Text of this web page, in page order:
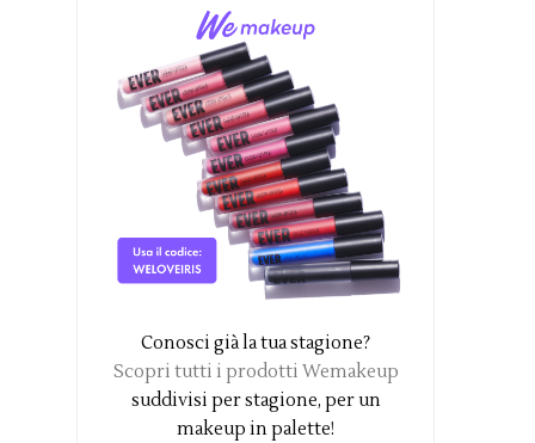
Conosci già la tua stagione?
Scopri tutti i prodotti Wemakeup
suddivisi per stagione, per un
makeup in palette!